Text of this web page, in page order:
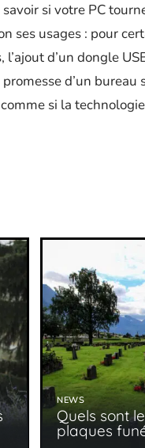
si votre PC
ses usages : pour
d’un dongle
d’un bureau
si la
NEWS
Quels sont
plaques